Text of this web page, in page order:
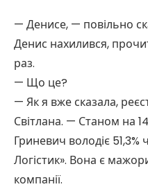
— Денисе, — повільно
Денис нахилився,
раз.
— Що це?
— Як я вже сказала,
Світлана. — Станом на
Гриневич володіє
Логістик». Вона є
компанії.